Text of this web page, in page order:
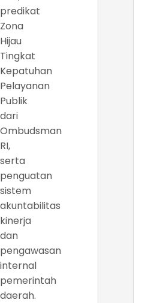
predikat
Zona
Hijau
Tingkat
Kepatuhan
Pelayanan
Publik
dari
Ombudsman
RI,
serta
penguatan
sistem
akuntabilitas
kinerja
dan
pengawasan
internal
pemerintah
daerah.